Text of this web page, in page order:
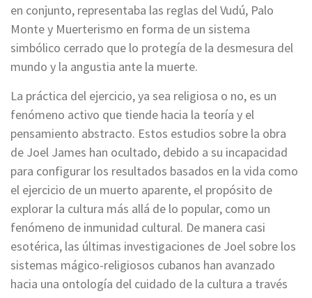
en conjunto, representaba las reglas del Vudú, Palo
Monte y Muerterismo en forma de un sistema
simbólico cerrado que lo protegía de la desmesura del
mundo y la angustia ante la muerte.
La práctica del ejercicio, ya sea religiosa o no, es un
fenómeno activo que tiende hacia la teoría y el
pensamiento abstracto. Estos estudios sobre la obra
de Joel James han ocultado, debido a su incapacidad
para configurar los resultados basados en la vida como
el ejercicio de un muerto aparente, el propósito de
explorar la cultura más allá de lo popular, como un
fenómeno de inmunidad cultural. De manera casi
esotérica, las últimas investigaciones de Joel sobre los
sistemas mágico-religiosos cubanos han avanzado
hacia una ontología del cuidado de la cultura a través